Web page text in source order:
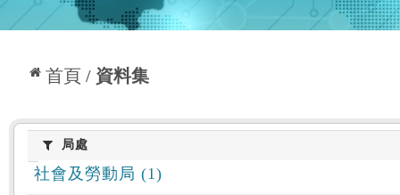
首頁 資料集
:::
局處局處
社會及勞動局 (1)